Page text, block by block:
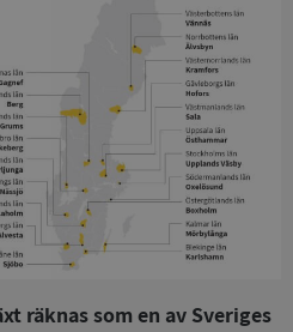
räknas som en av Sveriges